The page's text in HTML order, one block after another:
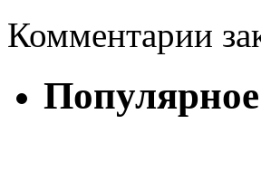
Комментарии